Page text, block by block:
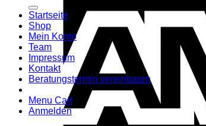
nach:
Startseite
Shop
Mein Konto
Team
Impressum
Kontakt
Beratungstermin vereinbaren
Menu Cart
Anmelden